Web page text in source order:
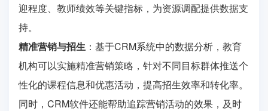
迎程度、教师绩效等关键指标，为资源调配提供数据支
持。
精准营销与招生 ：基于CRM系统中的数据分析，教育
机构可以实施精准营销策略，针对不同目标群体推送个
性化的课程信息和优惠活动，提高招生效率和转化率。
同时，CRM软件还能帮助追踪营销活动的效果，及时